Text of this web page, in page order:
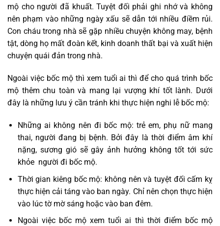
mộ cho người đã khuất. Tuyệt đối phải ghi nhớ và không
nên phạm vào những ngày xấu sẽ dẫn tới nhiều điềm rủi.
Con cháu trong nhà sẽ gặp nhiều chuyện không may, bệnh
tật, dòng họ mất đoàn kết, kinh doanh thất bại và xuất hiện
chuyện quái đản trong nhà.
Ngoài việc bốc mộ thì xem tuổi ai thì để cho quá trình bốc
mộ thêm chu toàn và mang lại vượng khí tốt lành. Dưới
đây là những lưu ý cần tránh khi thực hiện nghi lễ bốc mộ:
Những ai không nên đi bốc mộ: trẻ em, phụ nữ mang
thai, người đang bị bệnh. Bởi đây là thời điểm âm khí
nặng, sương gió sẽ gây ảnh hưởng không tốt tới sức
khỏe người đi bốc mộ.
Thời gian kiêng bốc mộ: không nên và tuyệt đối cấm kỵ
thực hiện cải táng vào ban ngày. Chỉ nên chọn thực hiện
vào lúc tờ mờ sáng hoặc vào ban đêm.
Ngoài việc bốc mộ xem tuổi ai thì thời điểm bốc mộ